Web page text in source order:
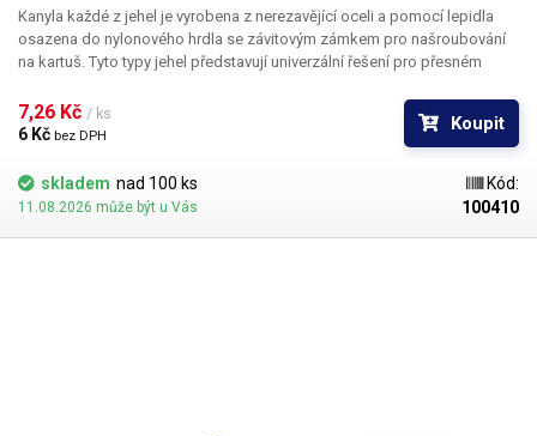
Kanyla každé z jehel je vyrobena z nerezavějící oceli a pomocí lepidla
osazena do nylonového hrdla se závitovým zámkem pro našroubování
na kartuš. Tyto typy jehel představují univerzální řešení pro přesném
silikony, epoxidy, lepidla... Každá z jehel je vybavena dvojitým závitem a
zámkovým systémem ke spolehlivému a rychlému uchycení
7,26 Kč / ks
6 Kč bez DPH
Koupit
skladem nad 100 ks
11.08.2026 může být u Vás
Kód:
100410